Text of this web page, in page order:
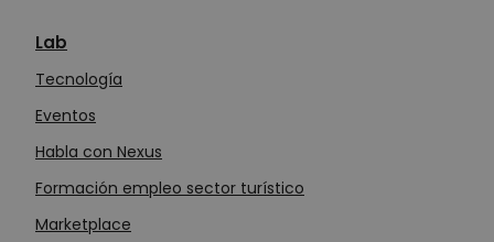
Lab
Tecnología
Eventos
Habla con Nexus
Formación empleo sector turístico
Marketplace